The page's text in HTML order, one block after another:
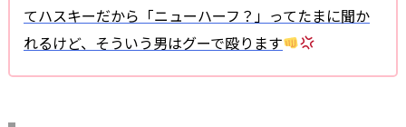
てハスキーだから「ニューハーフ？」ってたまに聞か
れるけど、そういう男はグーで殴ります